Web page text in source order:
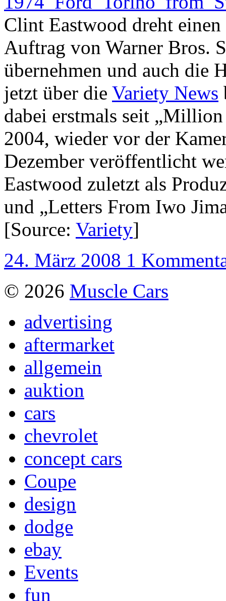
Clint Eastwood dreht
Auftrag von Warner Bros.
übernehmen und auch die
jetzt über die Variety News
dabei erstmals seit
2004, wieder vor der
Dezember veröffentlicht
Eastwood zuletzt als
und „Letters From Iwo
[Source: Variety]
24. März 2008 1
© 2026 Muscle Cars
advertising
aftermarket
allgemein
auktion
cars
chevrolet
concept cars
Coupe
design
dodge
ebay
Events
fun